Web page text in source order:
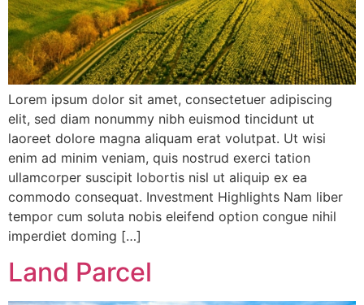
Lorem ipsum dolor sit amet, consectetuer adipiscing
elit, sed diam nonummy nibh euismod tincidunt ut
laoreet dolore magna aliquam erat volutpat. Ut wisi
enim ad minim veniam, quis nostrud exerci tation
ullamcorper suscipit lobortis nisl ut aliquip ex ea
commodo consequat. Investment Highlights Nam liber
tempor cum soluta nobis eleifend option congue nihil
imperdiet doming […]
Land Parcel